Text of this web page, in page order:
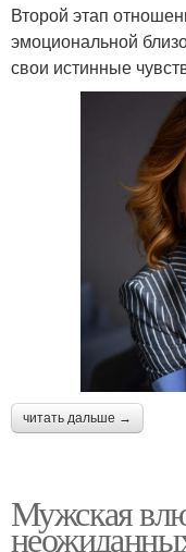
Второй этап
эмоциональной
свои истинные
читать дальше →
Мужская